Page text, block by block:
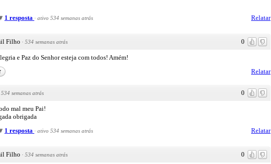
Relatar
1 resposta · ativo 534 semanas atrás
0
Filho · 534 semanas atrás
e Paz do Senhor esteja com todos! Amém!
Relatar
0
534 semanas atrás
mal meu Pai!
obrigada
Relatar
1 resposta · ativo 534 semanas atrás
0
Filho · 534 semanas atrás